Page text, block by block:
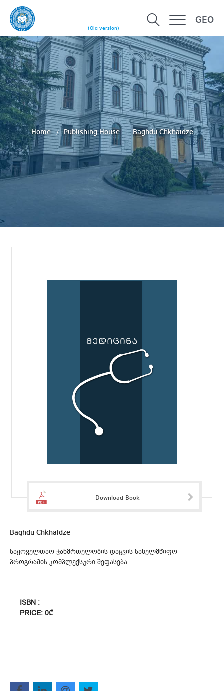
(Old version)
GEO
>
Home Publishing House Baghdu Chkhaidze
Download Book
Baghdu Chkhaidze
საყოველთაო ჯანმრთელობის დაცვის სახელმწიფო
პროგრამის კომპლექსური შეფასება
ISBN :
PRICE: 0₾